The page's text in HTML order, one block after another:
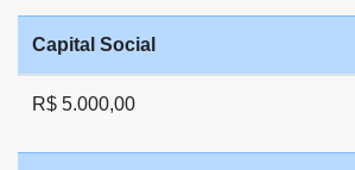
Capital Social
R$ 5.000,00